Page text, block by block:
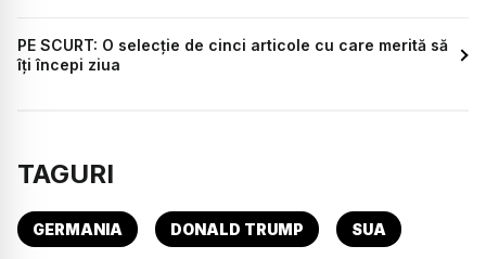
PE SCURT: O selecție de cinci articole cu care merită să
îți începi ziua
TAGURI
GERMANIA DONALD TRUMP SUA